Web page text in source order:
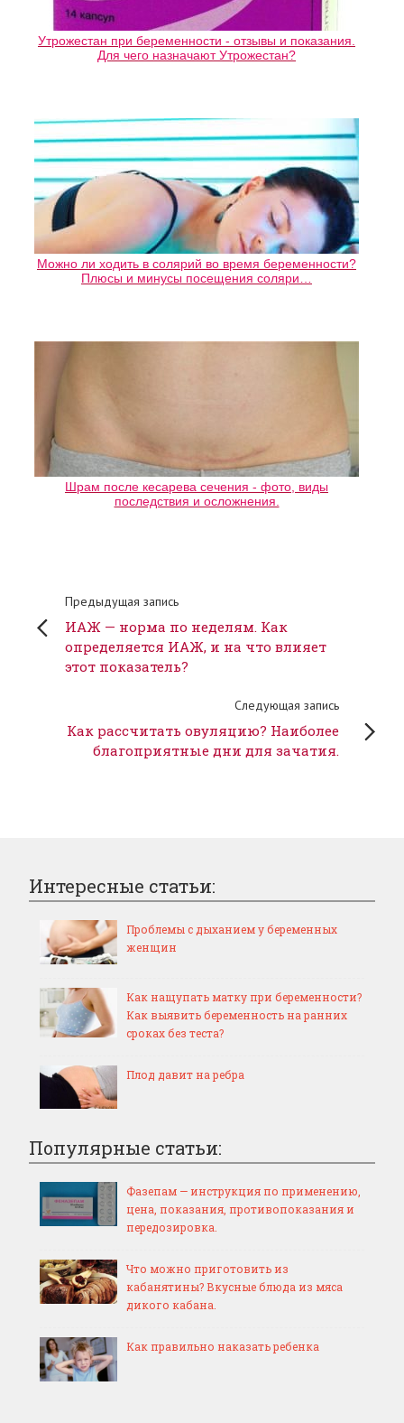
Утрожестан при беременности - отзывы и показания.
Для чего назначают Утрожестан?
Можно ли ходить в солярий во время беременности?
Плюсы и минусы посещения соляри…
Шрам после кесарева сечения - фото, виды
последствия и осложнения.
Предыдущая запись
ИАЖ — норма по неделям. Как
определяется ИАЖ, и на что влияет
этот показатель?
Следующая запись
Как рассчитать овуляцию? Наиболее
благоприятные дни для зачатия.
Интересные статьи:
Проблемы с дыханием у беременных
женщин
Как нащупать матку при беременности?
Как выявить беременность на ранних
сроках без теста?
Плод давит на ребра
Популярные статьи:
Фазепам — инструкция по применению,
цена, показания, противопоказания и
передозировка.
Что можно приготовить из
кабанятины? Вкусные блюда из мяса
дикого кабана.
Как правильно наказать ребенка